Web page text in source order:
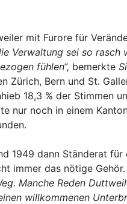
mit Furore für
Verwaltung sei so
fühlen“, bemerkte
Zürich, Bern und St.
18,3 % der Stimmen
nur noch in einem
1949 dann Ständerat
immer das nötige
Manche Reden
willkommenen